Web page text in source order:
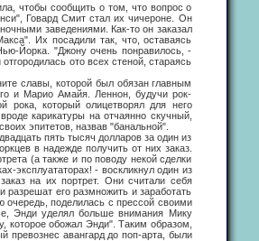
чтобы сообщить о том, что вопрос о
Говард Смит стал их чичероне. Он
заведениями. Как-то он заказал
Их посадили так, что, оставаясь
Йорка. "Джону очень понравилось, -
ото всех стеной, стараясь
славы, которой был обязан главным
и Марио Амайя. Леннон, будучи рок-
рока, который олицетворял для него
карикатуры на отчаянно скучный,
эпитетов, назвав "банальной".
пять тысяч долларов за один из
в надежде получить от них заказ.
(а также и по поводу некой сделки
эксплуататорах! - воскликнул один из
на их портрет. Они считали себя
разрешат его размножить и заработать
очередь, поделилась с прессой своими
Энди уделял больше внимания Мику
которое обожал Энди". Таким образом,
превознес авангард до поп-арта, были